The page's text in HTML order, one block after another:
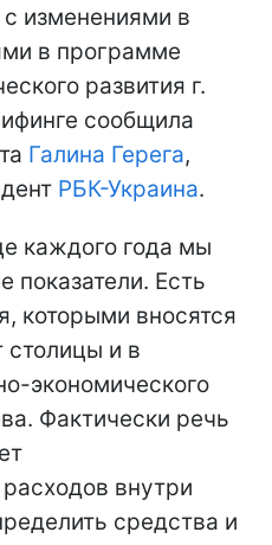
изменениями в
в программе
развития г.
сообщила
Галина Герега,
РБК-Украина.
каждого года мы
Есть
которыми вносятся
и в
экономического
Фактически речь
внутри
средства и